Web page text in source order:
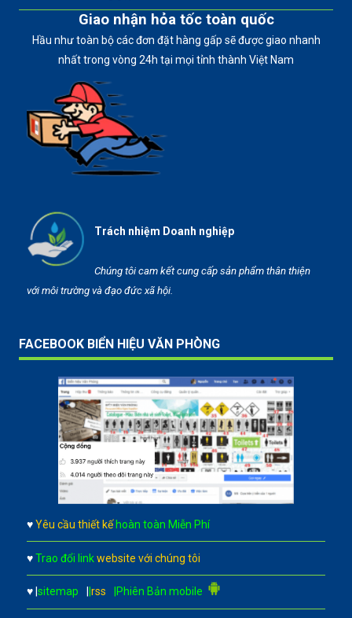
Giao nhận hỏa tốc toàn quốc
Hầu như toàn bộ các đơn đặt hàng gấp sẽ được giao nhanh
nhất trong vòng 24h tại mọi tỉnh thành Việt Nam
Trách nhiệm Doanh nghiệp
Chúng tôi cam kết cung cấp sản phẩm thân thiện
với môi trường và đạo đức xã hội.
FACEBOOK BIỂN HIỆU VĂN PHÒNG
♥ Yêu cầu thiết kế hoàn toàn Miễn Phí
♥ Trao đổi link website với chúng tôi
♥ |sitemap |rss |Phiên Bản mobile